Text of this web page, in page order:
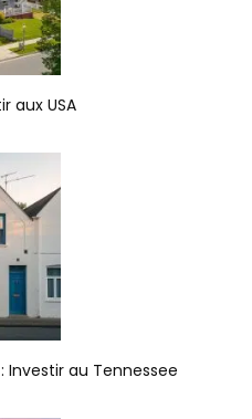
aux USA
Investir au Tennessee